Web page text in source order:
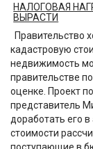
НАЛОГОВАЯ
ВЫРАСТИ
Правительство
кадастровую
недвижимость
правительстве
оценке. Проект
представитель
доработать его
стоимости